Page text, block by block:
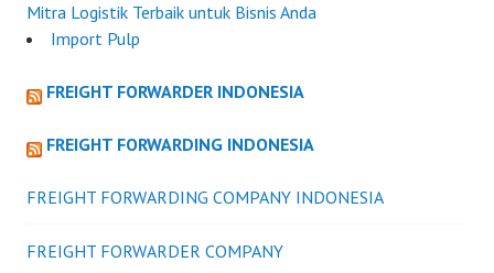
Mitra Logistik Terbaik untuk Bisnis Anda
Import Pulp
FREIGHT FORWARDER INDONESIA
FREIGHT FORWARDING INDONESIA
FREIGHT FORWARDING COMPANY INDONESIA
FREIGHT FORWARDER COMPANY